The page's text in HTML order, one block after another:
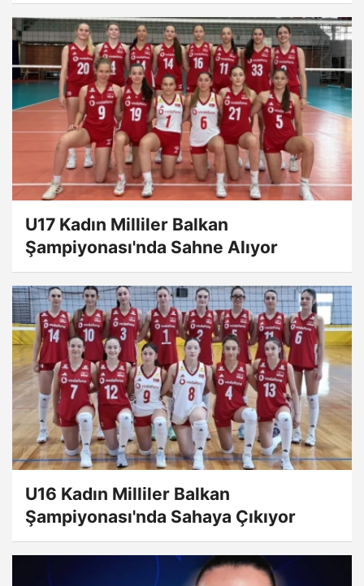
U17 Kadın Milliler Balkan
Şampiyonası'nda Sahne Alıyor
U16 Kadın Milliler Balkan
Şampiyonası'nda Sahaya Çıkıyor